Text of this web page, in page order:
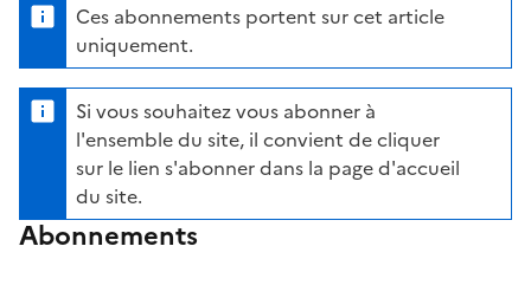
Ces abonnements portent sur cet article
uniquement.
Si vous souhaitez vous abonner à
l'ensemble du site, il convient de cliquer
sur le lien s'abonner dans la page d'accueil
du site.
Abonnements